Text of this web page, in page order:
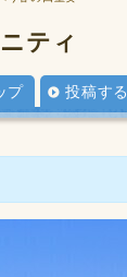
ティ
プ 投稿する